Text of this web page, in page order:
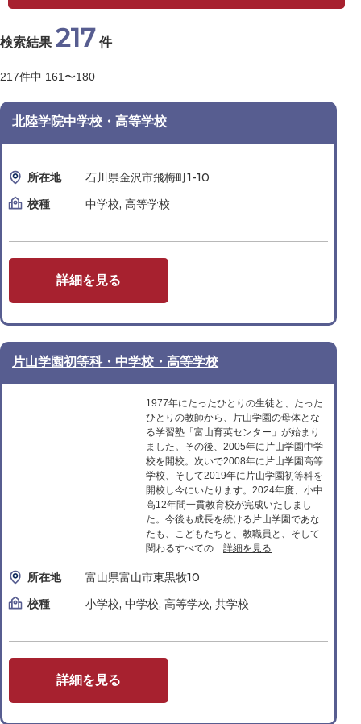
検索結果 217 件
217件中 161〜180
北陸学院中学校・高等学校
所在地
石川県金沢市飛梅町1-10
校種
中学校, 高等学校
詳細を見る
片山学園初等科・中学校・高等学校
1977年にたったひとりの生徒と、たった
ひとりの教師から、片山学園の母体とな
る学習塾「富山育英センター」が始まり
ました。その後、2005年に片山学園中学
校を開校。次いで2008年に片山学園高等
学校、そして2019年に片山学園初等科を
開校し今にいたります。2024年度、小中
高12年間一貫教育校が完成いたしまし
た。今後も成長を続ける片山学園であな
たも、こどもたちと、教職員と、そして
関わるすべての... 詳細を見る
所在地
富山県富山市東黒牧10
校種
小学校, 中学校, 高等学校, 共学校
詳細を見る